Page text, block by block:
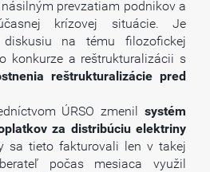
prevzatiam podnikov a
krízovej situácie. Je
na tému filozofickej
konkurze a reštrukturalizácii s
reštrukturalizácie pred
ÚRSO zmenil systém
za distribúciu elektriny
sa tieto fakturovali len v takej
počas mesiaca využil